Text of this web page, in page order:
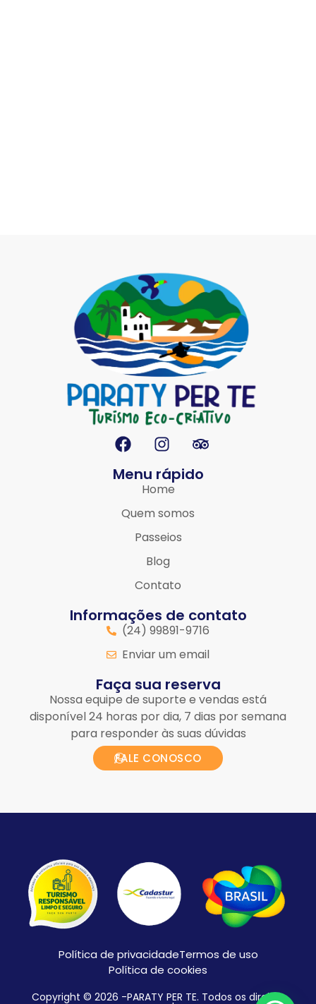
Menu rápido
Home
Quem somos
Passeios
Blog
Contato
Informações de contato
(24) 99891-9716
Enviar um email
Faça sua reserva
Nossa equipe de suporte e vendas está
disponível 24 horas por dia, 7 dias por semana
para responder às suas dúvidas
FALE CONOSCO
Política de privacidadeTermos de uso
Política de cookies
Copyright © 2026 -PARATY PER TE. Todos os direitos